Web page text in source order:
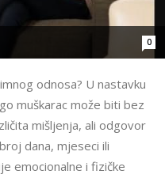
0
odnosa? U nastavku
muškarac može biti bez
mišljenja, ali odgovor
dana, mjeseci ili
emocionalne i fizičke